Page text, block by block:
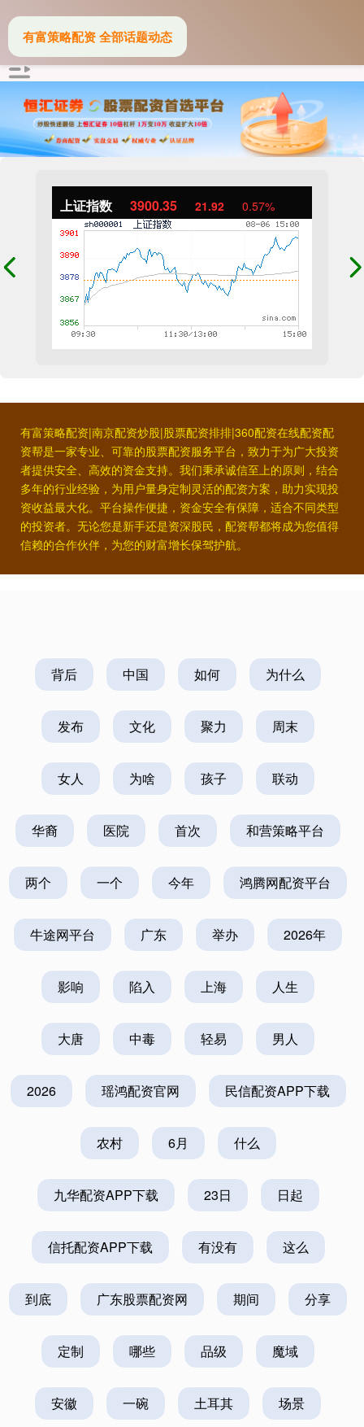
上证指数 3900.35 21.92 0.57%
有富策略配资|南京配资炒股|股票配资排排|360配资在线配资配
资帮是一家专业、可靠的股票配资服务平台，致力于为广大投资
者提供安全、高效的资金支持。我们秉承诚信至上的原则，结合
多年的行业经验，为用户量身定制灵活的配资方案，助力实现投
资收益最大化。平台操作便捷，资金安全有保障，适合不同类型
的投资者。无论您是新手还是资深股民，配资帮都将成为您值得
信赖的合作伙伴，为您的财富增长保驾护航。
有富策略配资 全部话题动态
背后 中国 如何 为什么
发布 文化 聚力 周末
女人 为啥 孩子 联动
华裔 医院 首次 和营策略平台
两个 一个 今年 鸿腾网配资平台
牛途网平台 广东 举办 2026年
影响 陷入 上海 人生
大唐 中毒 轻易 男人
2026 瑶鸿配资官网 民信配资APP下载
农村 6月 什么
九华配资APP下载 23日 日起
信托配资APP下载 有没有 这么
到底 广东股票配资网 期间 分享
定制 哪些 品级 魔域
安徽 一碗 土耳其 场景